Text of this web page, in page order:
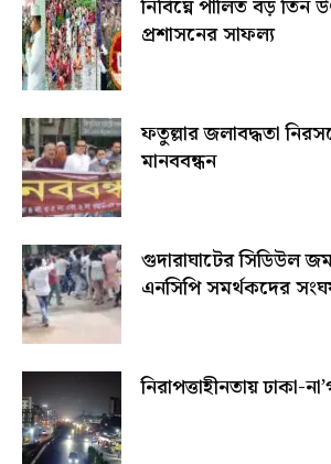
নির্বিঘ্নে পালিত বড়
প্রশাসনের সাফল্য
ফতুল্লার জলাবদ্ধতা
মানববন্ধন
গুদারাঘাটের সিডিউল
এনসিপি সমর্থকদের
নিরাপত্তাহীনতায় ঢাকা-